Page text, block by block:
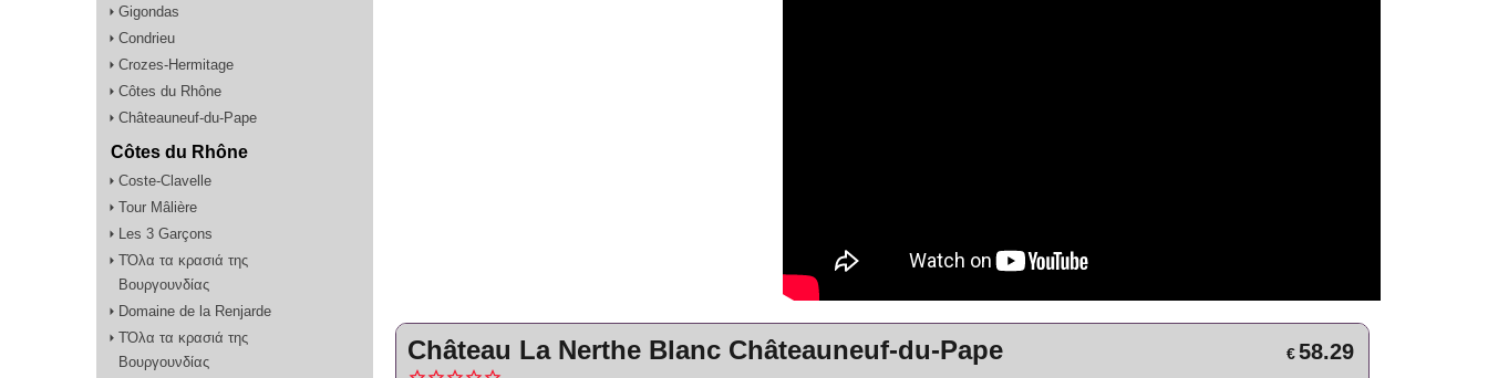
Gigondas
Condrieu
Crozes-Hermitage
Côtes du Rhône
Châteauneuf-du-Pape
Côtes du Rhône
Coste-Clavelle
Tour Mâlière
Les 3 Garçons
TΌλα τα κρασιά της
Βουργουνδίας
Domaine de la Renjarde
TΌλα τα κρασιά της
Βουργουνδίας
Château La Nerthe Blanc Châteauneuf-du-Pape €58.29